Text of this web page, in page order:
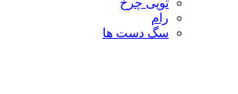
رام
سگ دست ها